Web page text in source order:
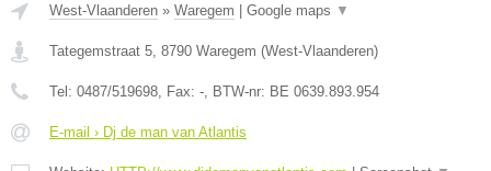
West-Vlaanderen » Waregem Google maps ▼
Tategemstraat 5 8790 Waregem (West-Vlaanderen)
Tel: 0487/519698 , Fax: - , BTW-nr: BE 0639.893.954
E-mail › Dj de man van Atlantis